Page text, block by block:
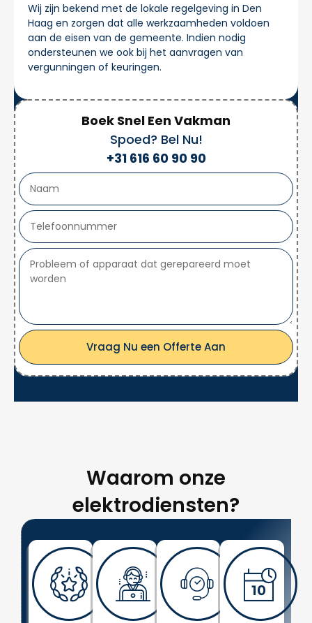
Wij zijn bekend met de lokale regelgeving in Den
Haag en zorgen dat alle werkzaamheden voldoen
aan de eisen van de gemeente. Indien nodig
ondersteunen we ook bij het aanvragen van
vergunningen of keuringen.
Boek Snel Een Vakman
Spoed? Bel Nu!
+31 616 60 90 90
Vraag Nu een Offerte Aan
Waarom onze
elektrodiensten?